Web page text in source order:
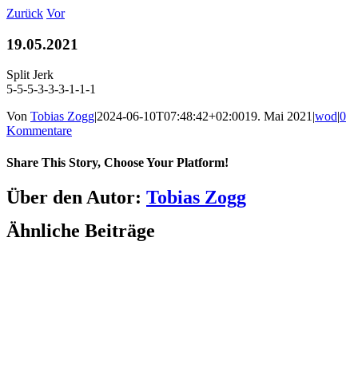
Zum
springen
Zurück Vor
19.05.2021
Split Jerk
5-5-5-3-3-3-1-1-1
Von Tobias Zogg|2024-06-10T07:48:42+02:0019. Mai 2021|wod|0
Kommentare
Share This Story, Choose Your Platform!
Facebook
LinkedIn
WhatsApp
Telegram
Tumblr
Pinterest
Vk
Xing
E-
Mail
Über den Autor: Tobias Zogg
Ähnliche Beiträge